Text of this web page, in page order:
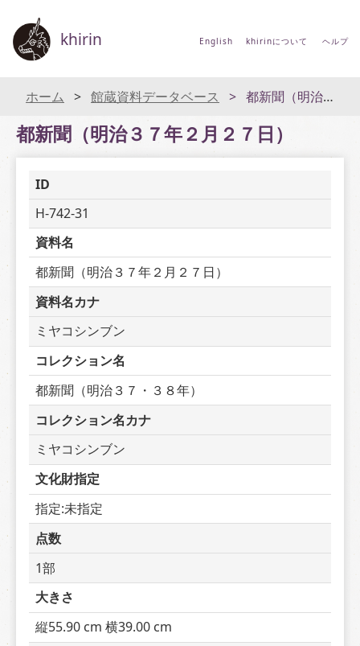
khirin English khirinについて ヘルプ
ホーム 館蔵資料データベース 都新聞（明治３７年２月２７日）
都新聞（明治３７年２月２７日）
ID
H-742-31
資料名
都新聞（明治３７年２月２７日）
資料名カナ
ミヤコシンブン
コレクション名
都新聞（明治３７・３８年）
コレクション名カナ
ミヤコシンブン
文化財指定
指定:未指定
点数
1部
大きさ
縦55.90 cm 横39.00 cm